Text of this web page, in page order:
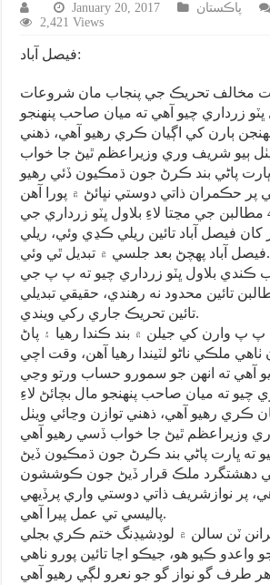
January 20, 2017 پاڪستان
2,421 Views
فيصل آباد:
مخالف تحريڪ جي پنجاب مان شروعات
زرداري چيو آهي ته ميان صاحب پنهنجو
ٻارن کي اڳيان ڪري رهيو آهي، ذهني
ٻيو شريف وري وزيراعظم ٿيڻ جا خواب
پاڻي بند ڪرڻ جون ڌمڪيون ڏئي رهيو
پ پ پاران 4 مطالبن جي مڃتا لاءِ بلاول ڀٽو زرداري جي
کان فيصل آباد تائين ريلي ڪڍي وئي، ريلي
فيصل آباد پهچڻ بعد جلسي ۾ تبديل ٿي وئي.
ڪندي بلاول ڀٽو زرداري چيو ته پ پ جي
تائين محدود نه رهندي، حقيقي تبديلي
تائين تحريڪ جاري رکي ويندي.
پ وارن کي جيلن ۾ بند ڪندا رهيا ۽ پاڻ
ملڪي ناڻو لٽيندا رهيا آهن، وقت اچي
چيو ته ميان صاحب پنهنجو مال بچائڻ لاءِ
ڪري رهيو آهي، ذهني توازن وڃائي ويٺل
ته ڀارت پاڻي بند ڪرڻ جون ڌمڪيون ڏيڻ
دهشتگرد ملڪ قرار ڏيڻ جون ڪوششون
پر نوازشريف ذاتي دوستي واري پرڏيهي
پاليسي تي عمل پيرا آهي.
ٽن سالن ۾ لوڊشيڊنگ ختم ڪري بجلي
ڪيو هو، جيڪو اڃا تائين پورو ناهي